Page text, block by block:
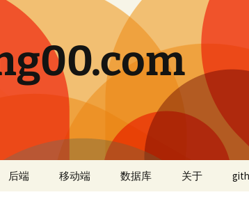
后端 移动端 数据库 关于